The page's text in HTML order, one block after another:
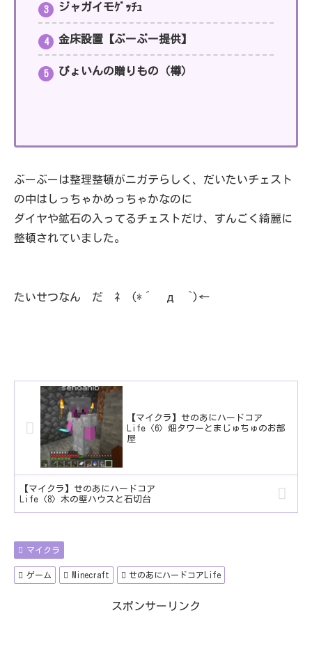
ジャガイモｹﾞｯﾁｭ
金床設置【ぶーぶー提供】
ぴょいんの贈りもの（樽）
ぶーぶーは整理整頓がニガテらしく、だいたいチェスト
の中はしっちゃかめっちゃかなのに
ダイヤや鉱石の入ってるチェストだけ、すんごく綺麗に
整頓されていました。
たいせつなん だ ﾈ (*´ д `)←
【マイクラ】せのあにハードコア
Life〈6〉畑タワーとまじゅちゅのお部
屋
【マイクラ】せのあにハードコア
Life〈8〉木の壁ハウスと石切台
マイクラ
ゲーム Minecraft せのあにハードコアLife
スポンサーリンク